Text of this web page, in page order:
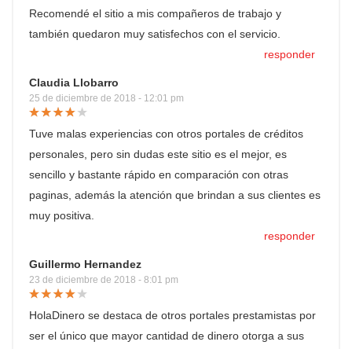
Recomendé el sitio a mis compañeros de trabajo y
también quedaron muy satisfechos con el servicio.
responder
Claudia Llobarro
25 de diciembre de 2018 - 12:01 pm
Tuve malas experiencias con otros portales de créditos
personales, pero sin dudas este sitio es el mejor, es
sencillo y bastante rápido en comparación con otras
paginas, además la atención que brindan a sus clientes es
muy positiva.
responder
Guillermo Hernandez
23 de diciembre de 2018 - 8:01 pm
HolaDinero se destaca de otros portales prestamistas por
ser el único que mayor cantidad de dinero otorga a sus